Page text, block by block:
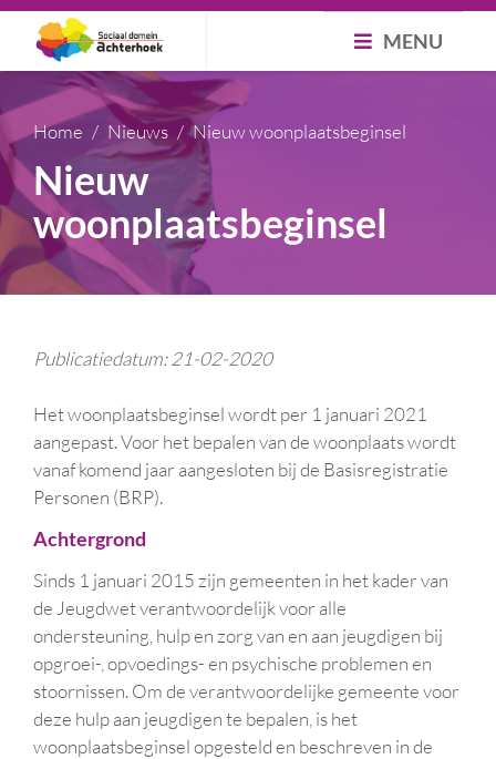
MENU
Home Nieuws Nieuw woonplaatsbeginsel
Nieuw
woonplaatsbeginsel
Publicatiedatum: 21-02-2020
Het woonplaatsbeginsel wordt per 1 januari 2021
aangepast. Voor het bepalen van de woonplaats wordt
vanaf komend jaar aangesloten bij de Basisregistratie
Personen (BRP).
Achtergrond
Sinds 1 januari 2015 zijn gemeenten in het kader van
de Jeugdwet verantwoordelijk voor alle
ondersteuning, hulp en zorg van en aan jeugdigen bij
opgroei-, opvoedings- en psychische problemen en
stoornissen. Om de verantwoordelijke gemeente voor
deze hulp aan jeugdigen te bepalen, is het
woonplaatsbeginsel opgesteld en beschreven in de